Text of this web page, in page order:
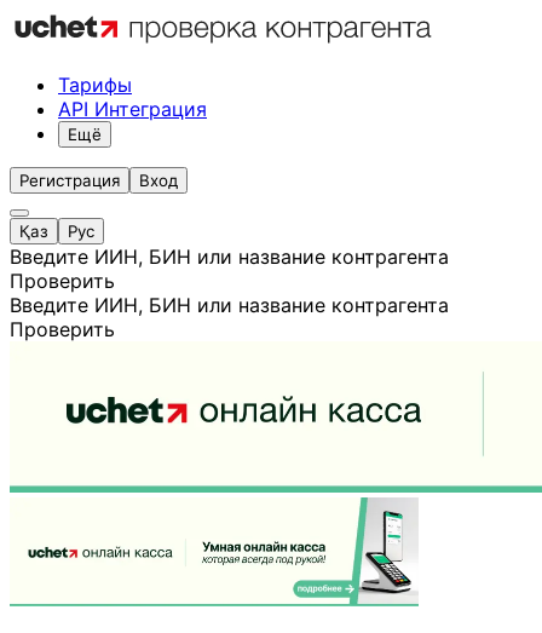
Тарифы
API Интеграция
Ещё
Регистрация Вход
Қаз Рус
Введите ИИН, БИН или название контрагента
Проверить
Введите ИИН, БИН или название контрагента
Проверить